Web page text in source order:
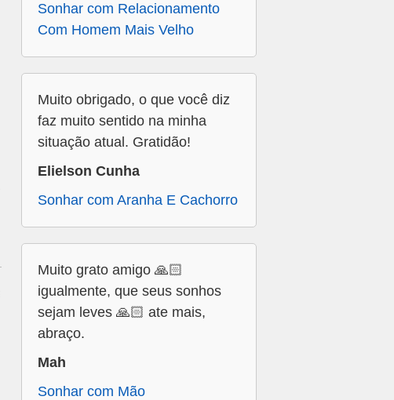
Sonhar com Relacionamento
Com Homem Mais Velho
Muito obrigado, o que você diz
faz muito sentido na minha
situação atual. Gratidão!
Elielson Cunha
Sonhar com Aranha E Cachorro
Muito grato amigo 🙏🏻
igualmente, que seus sonhos
sejam leves 🙏🏻 ate mais,
abraço.
Mah
Sonhar com Mão